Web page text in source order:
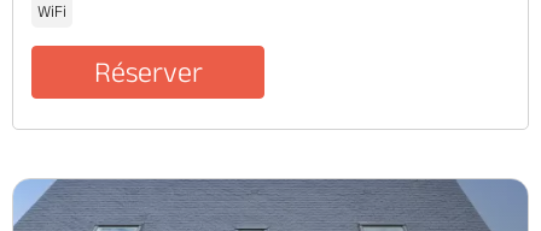
WiFi
Réserver